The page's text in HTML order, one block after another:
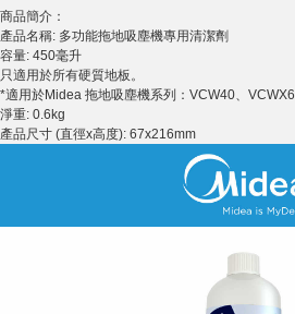
商品簡介：
產品名稱: 多功能拖地吸塵機專用清潔劑
容量: 450毫升
只適用於所有硬質地板。
*適用於Midea 拖地吸塵機系列：VCW40、VCWX6
淨重: 0.6kg
產品尺寸 (直徑x高度): 67x216mm